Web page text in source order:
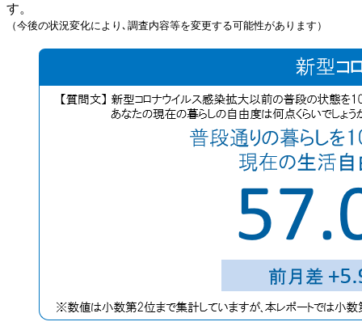
す。
（今後の状況変化により､調査内容等を変更する可能性があります）